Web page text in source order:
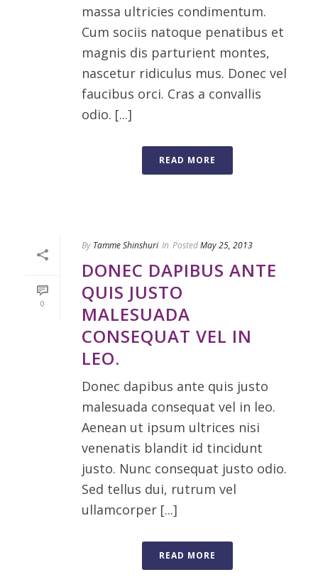
massa ultricies condimentum.
Cum sociis natoque penatibus et
magnis dis parturient montes,
nascetur ridiculus mus. Donec vel
faucibus orci. Cras a convallis
odio. [...]
READ MORE
0
By Tamme Shinshuri In PostedMay 25, 2013
DONEC DAPIBUS ANTE
QUIS JUSTO
MALESUADA
CONSEQUAT VEL IN
LEO.
Donec dapibus ante quis justo
malesuada consequat vel in leo.
Aenean ut ipsum ultrices nisi
venenatis blandit id tincidunt
justo. Nunc consequat justo odio.
Sed tellus dui, rutrum vel
ullamcorper [...]
READ MORE